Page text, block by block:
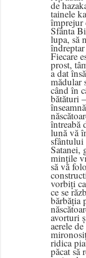
de
tainele
împrejur
Sfânta
lupa, să
Fiecare
prost,
a dat
mădular
când în
bătături
întreabă
lună vă
sfântului
Satanei,
mințile
să vă
vorbiți
ce se
bărbăția
avorturi
aerele
ridica
păcat să